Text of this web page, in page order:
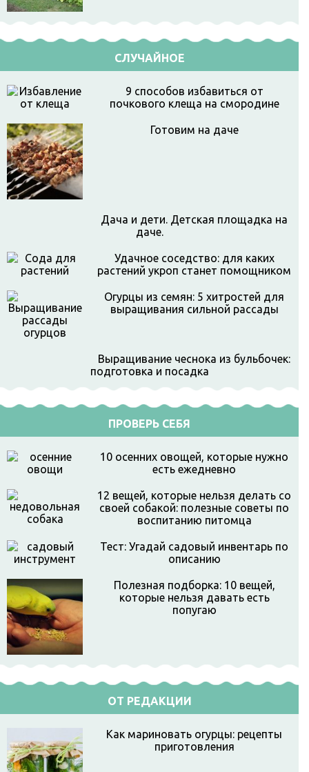
СЛУЧАЙНОЕ
9 способов избавиться от
почкового клеща на смородине
Готовим на даче
Дача и дети. Детская площадка на
даче.
Удачное соседство: для каких
растений укроп станет помощником
Огурцы из семян: 5 хитростей для
выращивания сильной рассады
Выращивание чеснока из бульбочек:
подготовка и посадка
ПРОВЕРЬ СЕБЯ
10 осенних овощей, которые нужно
есть ежедневно
12 вещей, которые нельзя делать со
своей собакой: полезные советы по
воспитанию питомца
Тест: Угадай садовый инвентарь по
описанию
Полезная подборка: 10 вещей,
которые нельзя давать есть
попугаю
ОТ РЕДАКЦИИ
Как мариновать огурцы: рецепты
приготовления